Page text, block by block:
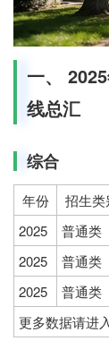
一、
线总汇
综合
年份 招生类
2025
普通类
2025
普通类
2025
普通类
更多数据请进